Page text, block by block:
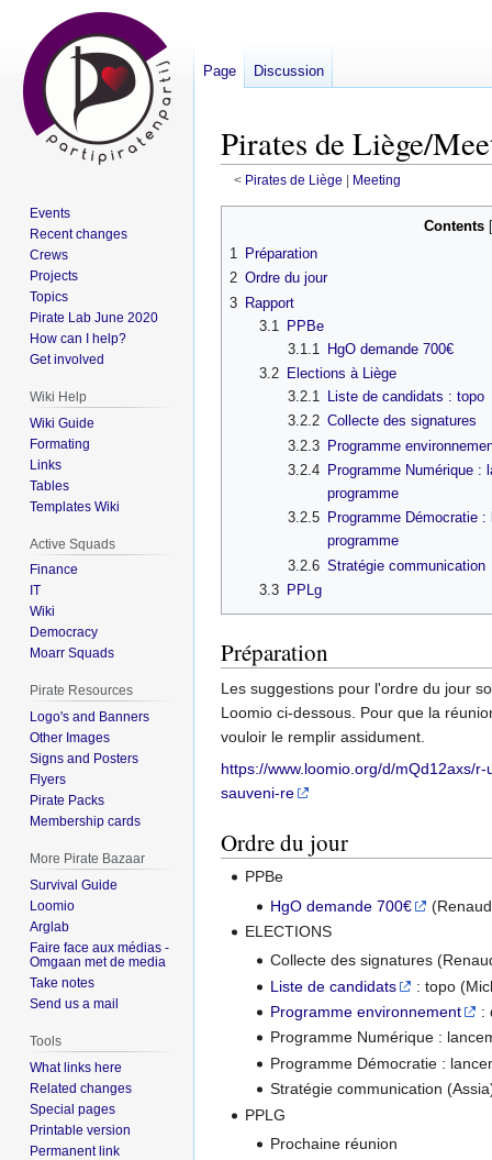
Pirates de Liège/
< Pirates de Liège ‎ | Meeting
navigation
Contents
1 Préparation
2 Ordre du jour
3 Rapport
3.1
PPBe
3.1.1
HgO demande 700€
3.2
Elections à Liège
3.2.1 Liste de candidats : topo
3.2.2 Collecte des signatures
3.2.3 Programme
3.2.4 Programme Numérique :
programme
3.2.5 Programme Démocratie
programme
3.2.6 Stratégie communication
3.3
PPLg
Préparation
Les suggestions pour l'ordre du jour
Loomio ci-dessous. Pour que la
vouloir le remplir assidument.
https://www.loomio.org/d/mQd12axs/
sauveni-re
Ordre du jour
PPBe
HgO demande 700€
ELECTIONS
Collecte des signatures
Liste de candidats
: topo
Programme environnement
:
Programme Numérique :
Programme Démocratie :
Stratégie communication
PPLG
Prochaine réunion
Page Discussion
Events
Recent changes
Crews
Projects
Topics
Pirate Lab June 2020
How can I help?
Get involved
Wiki Help
Wiki Guide
Formating
Links
Tables
Templates Wiki
Active Squads
Finance
IT
Wiki
Democracy
Moarr Squads
Pirate Resources
Logo's and Banners
Other Images
Signs and Posters
Flyers
Pirate Packs
Membership cards
More Pirate Bazaar
Survival Guide
Loomio
Arglab
Faire face aux médias -
Omgaan met de media
Take notes
Send us a mail
Tools
What links here
Related changes
Special pages
Printable version
Permanent link